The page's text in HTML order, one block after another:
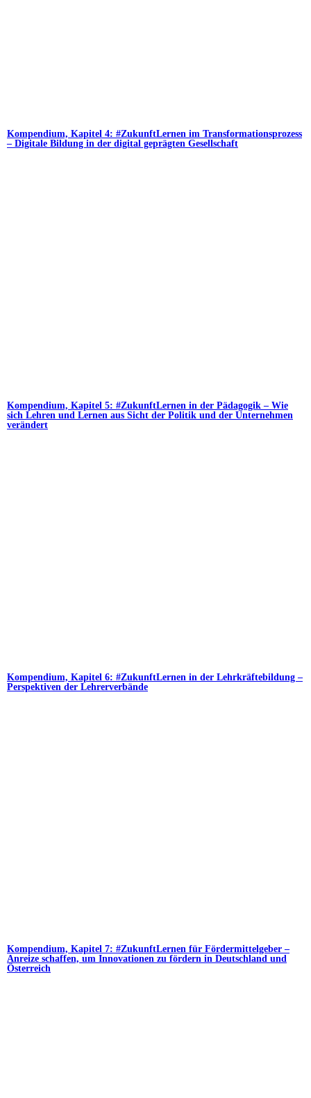
Kompendium, Kapitel 4: #ZukunftLernen im Transformationsprozess
– Digitale Bildung in der digital geprägten Gesellschaft
Kompendium, Kapitel 5: #ZukunftLernen in der Pädagogik – Wie
sich Lehren und Lernen aus Sicht der Politik und der Unternehmen
verändert
Kompendium, Kapitel 6: #ZukunftLernen in der Lehrkräftebildung –
Perspektiven der Lehrerverbände
Kompendium, Kapitel 7: #ZukunftLernen für Fördermittelgeber –
Anreize schaffen, um Innovationen zu fördern in Deutschland und
Österreich